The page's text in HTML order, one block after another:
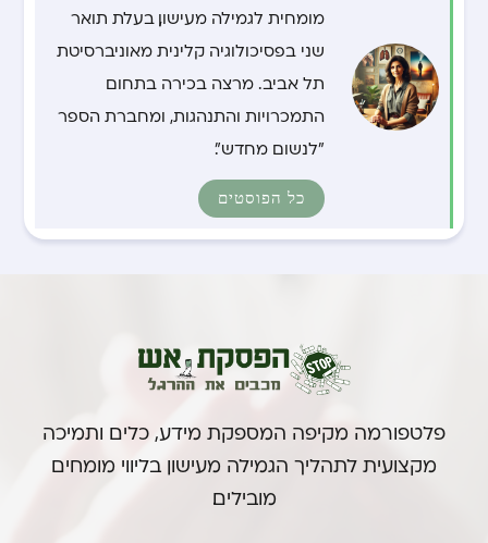
מומחית לגמילה מעישון, בעלת תואר
שני בפסיכולוגיה קלינית מאוניברסיטת
תל אביב. מרצה בכירה בתחום
התמכרויות והתנהגות, ומחברת הספר
"לנשום מחדש".
כל הפוסטים
פלטפורמה מקיפה המספקת מידע, כלים ותמיכה
מקצועית לתהליך הגמילה מעישון בליווי מומחים
מובילים.